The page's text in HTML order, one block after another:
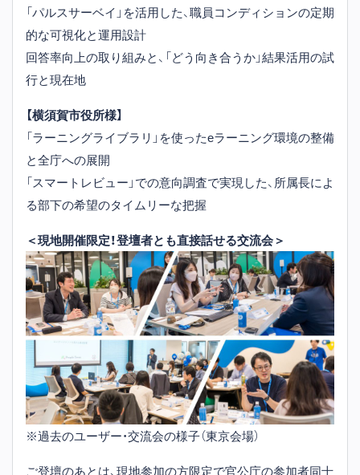
「パルスサーベイ」を活用した、職員コンディションの定期
的な可視化と運用設計
回答率向上の取り組みと、「どう向き合うか」結果活用の試
行と現在地
【横須賀市役所様】
「ラーニングライブラリ」を使ったeラーニング環境の整備
と全庁への展開
「スマートレビュー」での意向調査で実現した、所属長によ
る部下の希望のタイムリーな把握
＜現地開催限定！登壇者とも直接話せる交流会＞
※過去のユーザー・交流会の様子（東京会場）
ご登壇のあとは、現地参加の方限定で官公庁の参加者同士